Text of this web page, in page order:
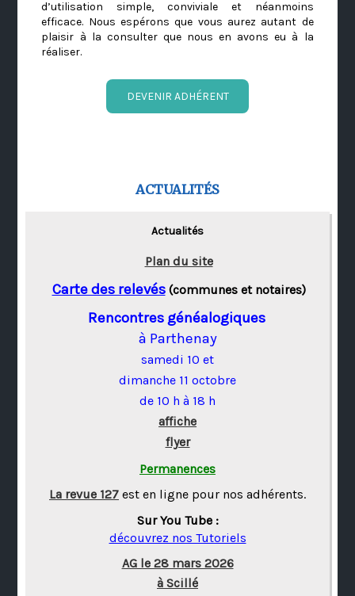
d’utilisation simple, conviviale et néanmoins
efficace. Nous espérons que vous aurez autant de
plaisir à la consulter que nous en avons eu à la
réaliser.
DEVENIR ADHÉRENT
ACTUALITÉS
Actualités
Plan du site
Carte des relevés(communes et notaires)
Rencontres généalogiques
à Parthenay
samedi 10 et
dimanche 11 octobre
de 10 h à 18 h
affiche
flyer
Permanences
La revue 127 est en ligne pour nos adhérents.
Sur You Tube :
découvrez nos Tutoriels
AG le 28 mars 2026
à Scillé